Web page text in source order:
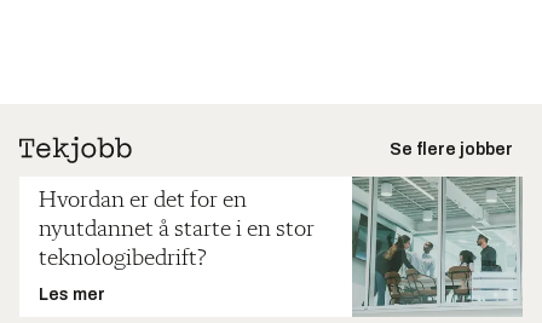
Se flere jobber
Hvordan er det for en
nyutdannet å starte i en stor
teknologibedrift?
Les mer